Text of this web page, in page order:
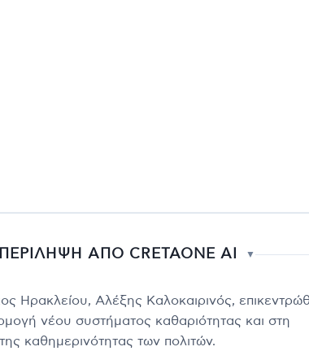
ΠΕΡΙΛΗΨΗ ΑΠΟ CRETAONE AI ▼
Ηρακλείου, Αλέξης Καλοκαιρινός,
νέου συστήματος καθαριότητας και στη
καθημερινότητας των πολιτών.